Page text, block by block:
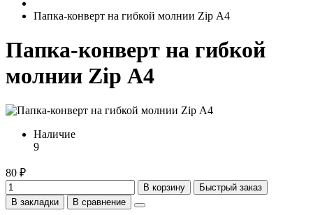
Папка-конверт на гибкой молнии Zip А4
Папка-конверт на гибкой
молнии Zip А4
Наличие
9
80 ₽
В корзину
Быстрый заказ
В закладки
В сравнение